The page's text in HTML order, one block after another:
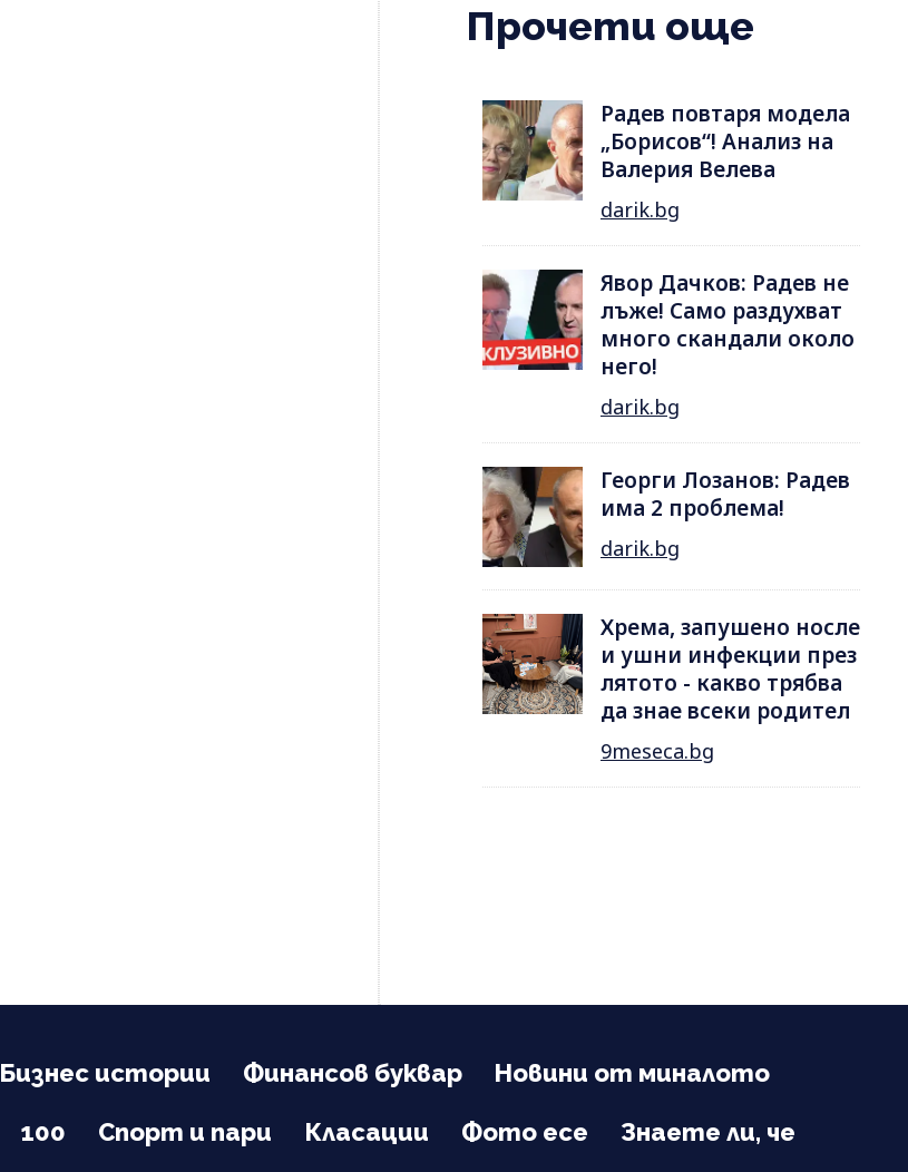
Прочети още
Радев повтаря модела
„Борисов“! Анализ на
Валерия Велева
darik.bg
Явор Дачков: Радев не
лъже! Само раздухват
много скандали около
него!
darik.bg
Георги Лозанов: Радев
има 2 проблема!
darik.bg
Хрема, запушено носле
и ушни инфекции през
лятотo - какво трябва
да знае всеки родител
9meseca.bg
Бизнес истории Финансов буквар Новини от миналото
100 Спорт и пари Класации Фото есе Знаете ли, че